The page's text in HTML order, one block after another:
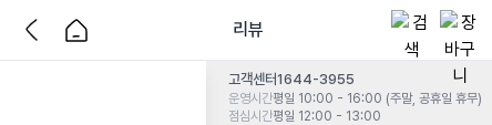
리뷰
고객센터1644-3955
운영시간평일 10:00 - 16:00 (주말, 공휴일 휴무)
점심시간평일 12:00 - 13:00